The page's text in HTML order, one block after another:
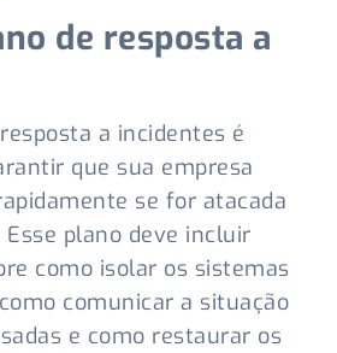
de resposta a
a incidentes é
que sua empresa
se for atacada
plano deve incluir
como isolar os sistemas
comunicar a situação
e como restaurar os